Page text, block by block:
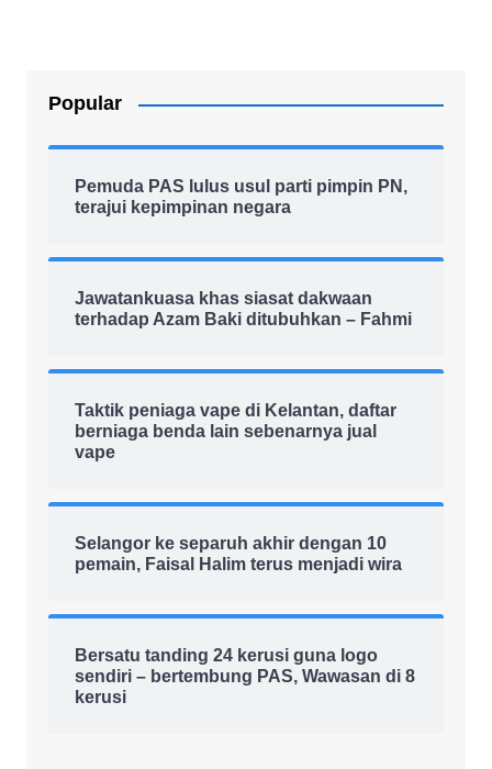
Popular
Pemuda PAS lulus usul parti pimpin PN,
terajui kepimpinan negara
Jawatankuasa khas siasat dakwaan
terhadap Azam Baki ditubuhkan – Fahmi
Taktik peniaga vape di Kelantan, daftar
berniaga benda lain sebenarnya jual
vape
Selangor ke separuh akhir dengan 10
pemain, Faisal Halim terus menjadi wira
Bersatu tanding 24 kerusi guna logo
sendiri – bertembung PAS, Wawasan di 8
kerusi